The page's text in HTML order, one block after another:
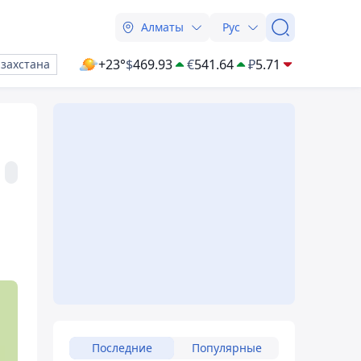
Алматы Рус
+23°$469.93 €541.64 ₽5.71
Последние Популярные